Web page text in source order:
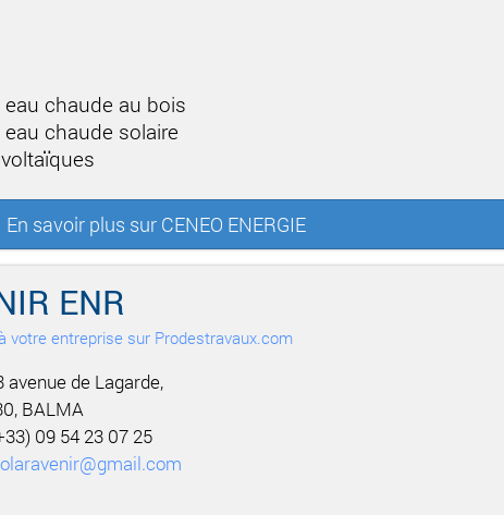
chaude au bois
chaude solaire
En savoir plus sur CENEO ENERGIE
ENR
votre entreprise sur Prodestravaux.com
avenue de Lagarde,
BALMA
09 54 23 07 25